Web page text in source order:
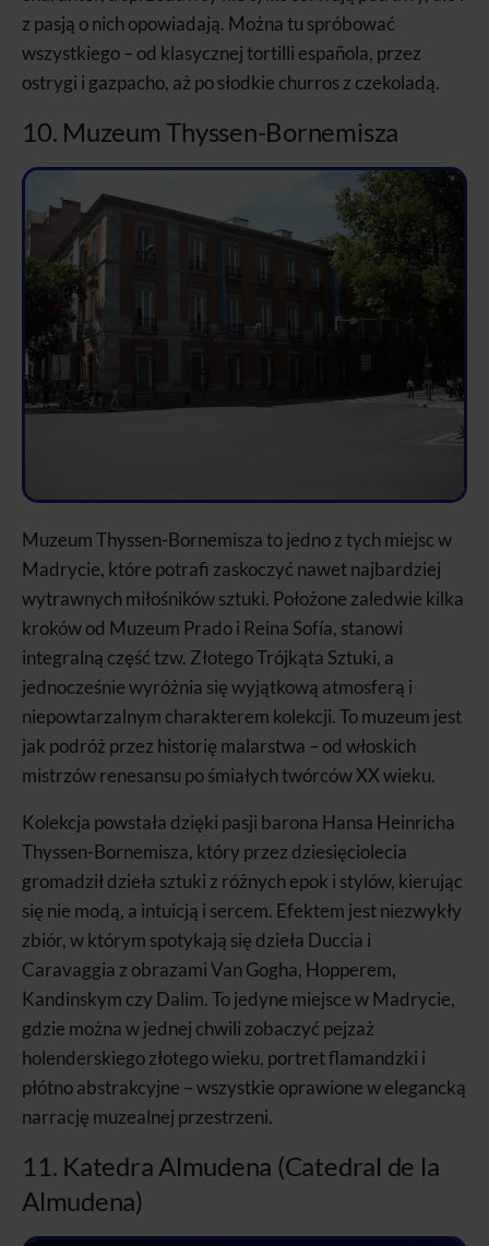
z pasją o nich opowiadają. Można tu spróbować
wszystkiego – od klasycznej tortilli española, przez
ostrygi i gazpacho, aż po słodkie churros z czekoladą.
10. Muzeum Thyssen-Bornemisza
Muzeum Thyssen-Bornemisza to jedno z tych miejsc w
Madrycie, które potrafi zaskoczyć nawet najbardziej
wytrawnych miłośników sztuki. Położone zaledwie kilka
kroków od Muzeum Prado i Reina Sofía, stanowi
integralną część tzw. Złotego Trójkąta Sztuki, a
jednocześnie wyróżnia się wyjątkową atmosferą i
niepowtarzalnym charakterem kolekcji. To muzeum jest
jak podróż przez historię malarstwa – od włoskich
mistrzów renesansu po śmiałych twórców XX wieku.
Kolekcja powstała dzięki pasji barona Hansa Heinricha
Thyssen-Bornemisza, który przez dziesięciolecia
gromadził dzieła sztuki z różnych epok i stylów, kierując
się nie modą, a intuicją i sercem. Efektem jest niezwykły
zbiór, w którym spotykają się dzieła Duccia i
Caravaggia z obrazami Van Gogha, Hopperem,
Kandinskym czy Dalim. To jedyne miejsce w Madrycie,
gdzie można w jednej chwili zobaczyć pejzaż
holenderskiego złotego wieku, portret flamandzki i
płótno abstrakcyjne – wszystkie oprawione w elegancką
narrację muzealnej przestrzeni.
11. Katedra Almudena (Catedral de la
Almudena)